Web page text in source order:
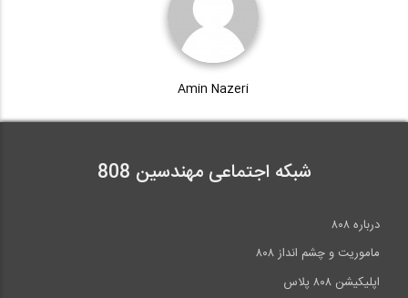
Amin Nazeri
شبکه اجتماعی مهندسین 808
درباره ۸۰۸
ماموریت و چشم انداز ۸۰۸
اپلیکیشن ۸۰۸ پلاس